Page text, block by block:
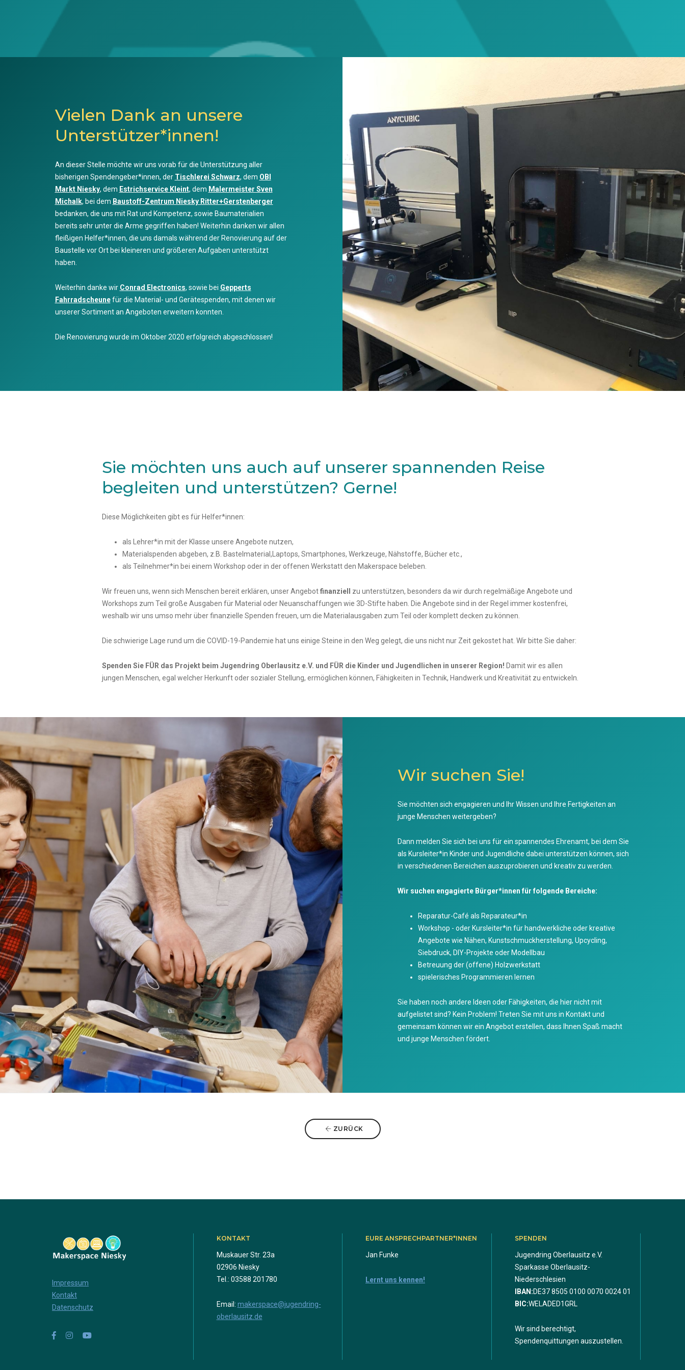
Vielen Dank an unsere
Unterstützer*innen!
An dieser Stelle möchte wir uns vorab für die Unterstützung aller
bisherigen Spendengeber*innen, der Tischlerei Schwarz, dem OBI
Markt Niesky, dem Estrichservice Kleint, dem Malermeister Sven
Michalk, bei dem Baustoff-Zentrum Niesky Ritter+Gerstenberger
bedanken, die uns mit Rat und Kompetenz, sowie Baumaterialien
bereits sehr unter die Arme gegriffen haben! Weiterhin danken wir allen
fleißigen Helfer*innen, die uns damals während der Renovierung auf der
Baustelle vor Ort bei kleineren und größeren Aufgaben unterstützt
haben.
Weiterhin danke wir Conrad Electronics, sowie bei Gepperts
Fahrradscheune für die Material- und Gerätespenden, mit denen wir
unserer Sortiment an Angeboten erweitern konnten.
Die Renovierung wurde im Oktober 2020 erfolgreich abgeschlossen!
Sie möchten uns auch auf unserer spannenden Reise
begleiten und unterstützen? Gerne!
Diese Möglichkeiten gibt es für Helfer*innen:
als Lehrer*in mit der Klasse unsere Angebote nutzen,
Materialspenden abgeben, z.B. Bastelmaterial,Laptops, Smartphones, Werkzeuge, Nähstoffe, Bücher etc.,
als Teilnehmer*in bei einem Workshop oder in der offenen Werkstatt den Makerspace beleben.
Wir freuen uns, wenn sich Menschen bereit erklären, unser Angebotfinanziell
zu unterstützen, besonders da wir durch regelmäßige Angebote und
Workshops zum Teil große Ausgaben für Material oder Neuanschaffungen wie 3D-Stifte haben. Die Angebote sind in der Regel immer kostenfrei,
weshalb wir uns umso mehr über finanzielle Spenden freuen, um die Materialausgaben zum Teil oder komplett decken zu können.
Die schwierige Lage rund um die COVID-19-Pandemie hat uns einige Steine in den Weg gelegt, die uns nicht nur Zeit gekostet hat. Wir bitte Sie daher:
Spenden Sie FÜR das Projekt beim Jugendring Oberlausitz e.V. und FÜR die Kinder und Jugendlichen in unserer Region! Damit wir es allen
jungen Menschen, egal welcher Herkunft oder sozialer Stellung, ermöglichen können, Fähigkeiten in Technik, Handwerk und Kreativität zu entwickeln.
Wir suchen Sie!
Sie möchten sich engagieren und Ihr Wissen und Ihre Fertigkeiten an
junge Menschen weitergeben?
Dann melden Sie sich bei uns für ein spannendes Ehrenamt, bei dem Sie
als Kursleiter*in Kinder und Jugendliche dabei unterstützen können, sich
in verschiedenen Bereichen auszuprobieren und kreativ zu werden.
Wir suchen engagierte Bürger*innen für folgende Bereiche:
Reparatur-Café als Reparateur*in
Workshop - oder Kursleiter*in für handwerkliche oder kreative
Angebote wie Nähen, Kunstschmuckherstellung, Upcycling,
Siebdruck, DIY-Projekte oder Modellbau
Betreuung der (offene) Holzwerkstatt
spielerisches Programmieren lernen
Sie haben noch andere Ideen oder Fähigkeiten, die hier nicht mit
aufgelistet sind? Kein Problem! Treten Sie mit uns in Kontakt und
gemeinsam können wir ein Angebot erstellen, dass Ihnen Spaß macht
und junge Menschen fördert.
ZURÜCK
Impressum
Kontakt
Datenschutz
KONTAKT
Muskauer Str. 23a
02906 Niesky
Tel.: 03588 201780
Email: makerspace@jugendring-
oberlausitz.de
EURE ANSPRECHPARTNER*INNEN
Jan Funke
Lernt uns kennen!
SPENDEN
Jugendring Oberlausitz e.V.
Sparkasse Oberlausitz-
Niederschlesien
IBAN:DE37 8505 0100 0070 0024 01
BIC:WELADED1GRL
Wir sind berechtigt,
Spendenquittungen auszustellen.